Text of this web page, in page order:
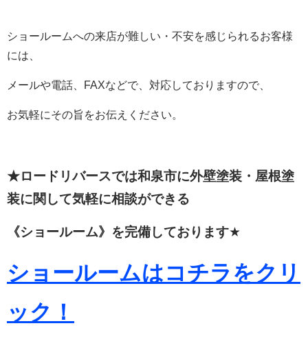
ショールームへの来店が難しい・不安を感じられるお客様
には、
メールや電話、FAXなどで、対応しておりますので、
お気軽にその旨をお伝えください。
★ロードリバースでは和泉市に外壁塗装・屋根塗
装に関して気軽に相談ができる
《ショールーム》を完備しております★
ショールームはコチラをクリ
ック！